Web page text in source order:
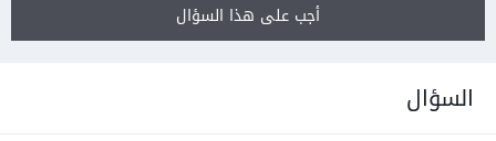
أجب على هذا السؤال
السؤال